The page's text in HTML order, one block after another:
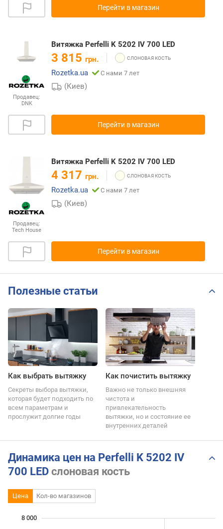
Перейти в магазин
Продавец:
DNK
Витяжка Perfelli K 5202 IV 700 LED
3 815 грн.
Rozetka.ua
С нами 7 лет
(Киев)
Перейти в магазин
Продавец:
Tech House
Витяжка Perfelli K 5202 IV 700 LED
4 317 грн.
Rozetka.ua
С нами 7 лет
(Киев)
Перейти в магазин
Полезные статьи
Как выбрать вытяжку
Секреты выбора вытяжки,
которая будет подходить по
всем параметрам и
прослужит долгие годы
Как почистить вытяжку
Важно не только внешняя
чистота и
привлекательность
вытяжки, но и состояние ее
внутренних деталей
Динамика цен на Perfelli K 5202 IV
700 LED слоновая кость
Цена Кол-во магазинов
8 000